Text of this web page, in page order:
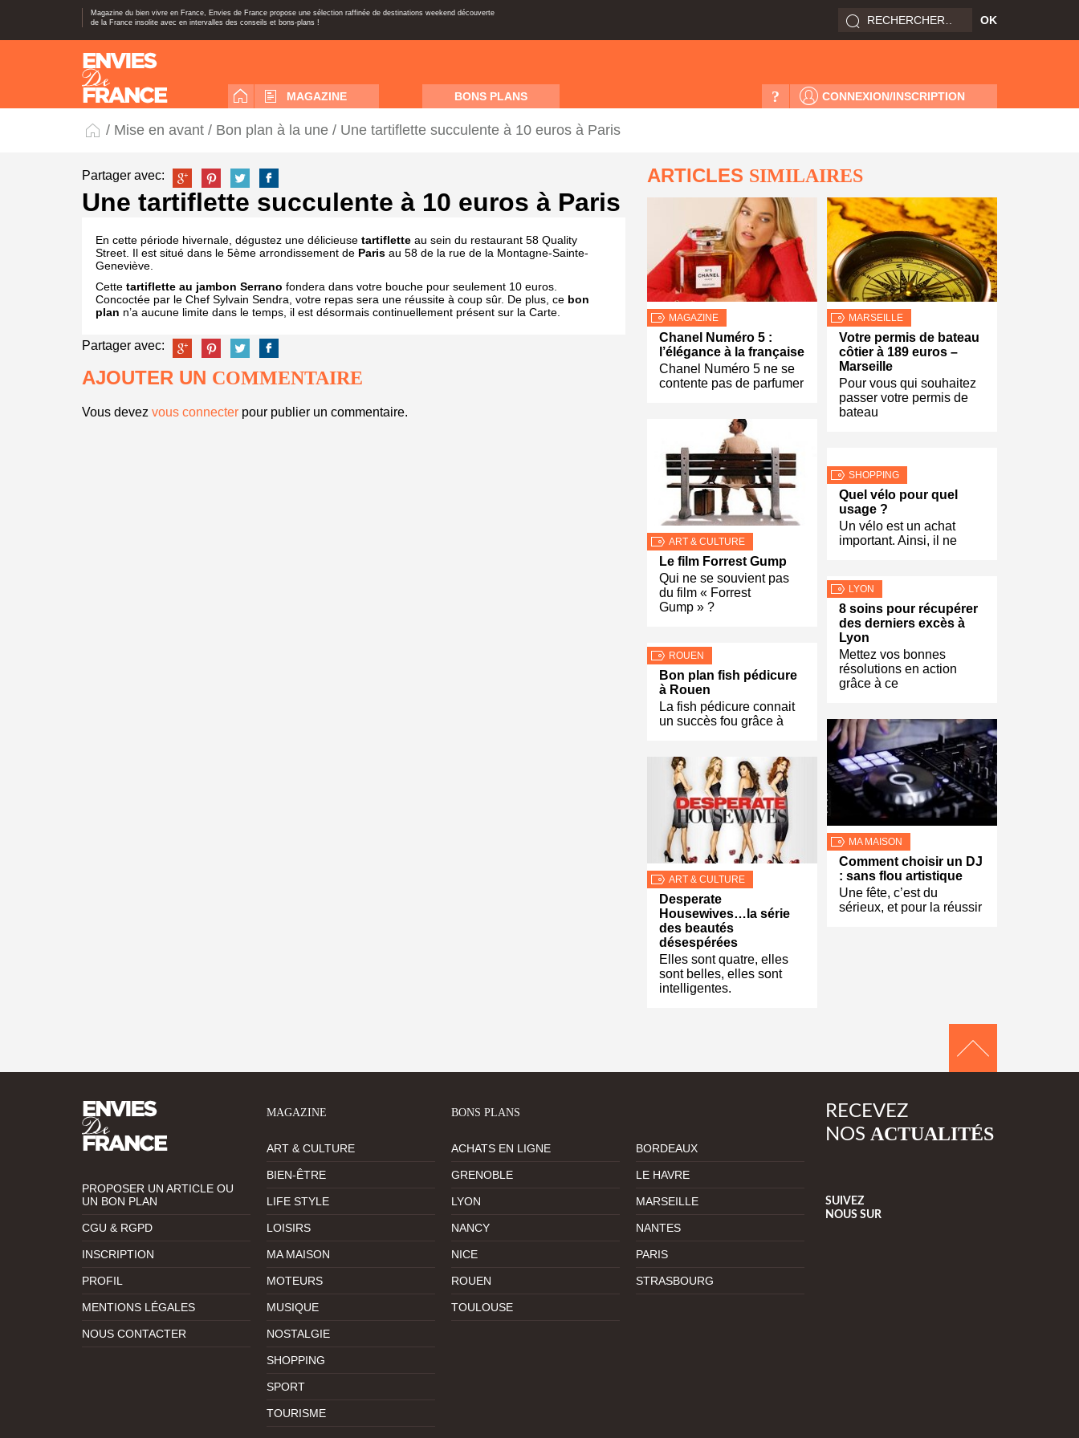
Magazine du bien vivre en France, Envies de France propose une sélection raffinée de destinations weekend découverte
de la France insolite avec en intervalles des conseils et bons-plans !
MAGAZINE BONS PLANS CONNEXION/INSCRIPTION
?
/ Mise en avant / Bon plan à la une / Une tartiflette succulente à 10 euros à Paris
Partager avec:
Une tartiflette succulente à 10 euros à Paris
En cette période hivernale, dégustez une délicieuse tartiflette au sein du restaurant 58 Quality
Street. Il est situé dans le 5ème arrondissement de Paris au 58 de la rue de la Montagne-Sainte-
Geneviève.
Cette tartiflette au jambon Serrano fondera dans votre bouche pour seulement 10 euros.
Concoctée par le Chef Sylvain Sendra, votre repas sera une réussite à coup sûr. De plus, ce bon
plan n’a aucune limite dans le temps, il est désormais continuellement présent sur la Carte.
Partager avec:
AJOUTER UN COMMENTAIRE
Vous devez vous connecter pour publier un commentaire.
ARTICLES SIMILAIRES
MAGAZINE
Chanel Numéro 5 :
l’élégance à la française
Chanel Numéro 5 ne se
contente pas de parfumer
ART & CULTURE
Le film Forrest Gump
Qui ne se souvient pas
du film « Forrest
Gump » ?
ROUEN
Bon plan fish pédicure
à Rouen
La fish pédicure connait
un succès fou grâce à
ART & CULTURE
Desperate
Housewives…la série
des beautés
désespérées
Elles sont quatre, elles
sont belles, elles sont
intelligentes.
MARSEILLE
Votre permis de bateau
côtier à 189 euros –
Marseille
Pour vous qui souhaitez
passer votre permis de
bateau
SHOPPING
Quel vélo pour quel
usage ?
Un vélo est un achat
important. Ainsi, il ne
LYON
8 soins pour récupérer
des derniers excès à
Lyon
Mettez vos bonnes
résolutions en action
grâce à ce
MA MAISON
Comment choisir un DJ
: sans flou artistique
Une fête, c’est du
sérieux, et pour la réussir
PROPOSER UN ARTICLE OU
UN BON PLAN
CGU & RGPD
INSCRIPTION
PROFIL
MENTIONS LÉGALES
NOUS CONTACTER
MAGAZINE
ART & CULTURE
BIEN-ÊTRE
LIFE STYLE
LOISIRS
MA MAISON
MOTEURS
MUSIQUE
NOSTALGIE
SHOPPING
SPORT
TOURISME
BONS PLANS
ACHATS EN LIGNE BORDEAUX
GRENOBLE LE HAVRE
LYON MARSEILLE
NANCY NANTES
NICE PARIS
ROUEN STRASBOURG
TOULOUSE
RECEVEZ
NOS ACTUALITÉS
SUIVEZ
NOUS SUR